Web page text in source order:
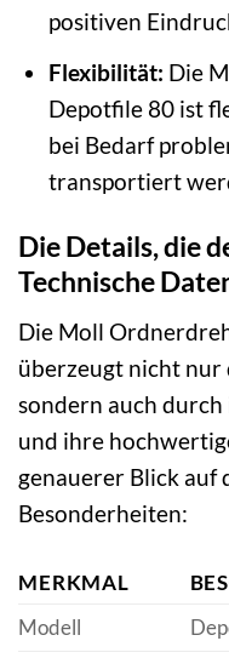
positiven
Flexibilität: Die
Depotfile 80 ist
bei Bedarf
transportiert
Die Details, die
Technische
Die Moll
überzeugt nicht
sondern auch
und ihre
genauerer Blick auf
Besonderheiten:
MERKMAL
Modell